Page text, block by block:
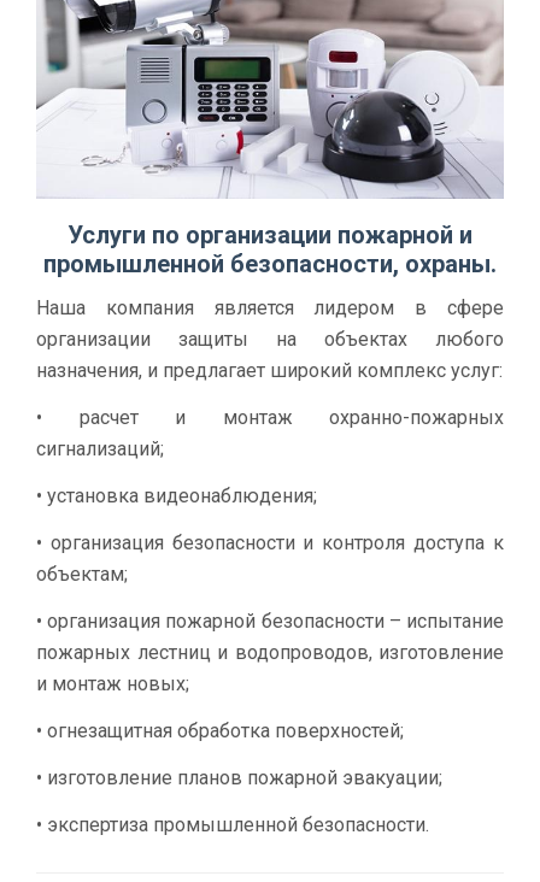
Услуги по организации пожарной и
промышленной безопасности, охраны.
Наша компания является лидером в сфере
организации защиты на объектах любого
назначения, и предлагает широкий комплекс услуг:
• расчет и монтаж охранно-пожарных
сигнализаций;
• установка видеонаблюдения;
• организация безопасности и контроля доступа к
объектам;
• организация пожарной безопасности – испытание
пожарных лестниц и водопроводов, изготовление
и монтаж новых;
• огнезащитная обработка поверхностей;
• изготовление планов пожарной эвакуации;
• экспертиза промышленной безопасности.